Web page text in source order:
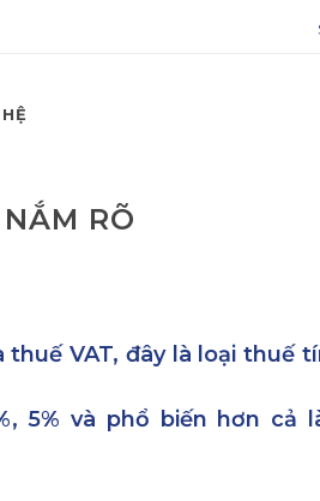
RÕ
VAT, đây là loại thuế
và phổ biến hơn cả